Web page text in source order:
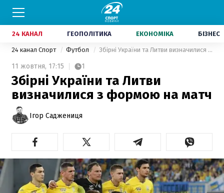
24 КАНАЛ ГЕОПОЛІТИКА ЕКОНОМІКА БІЗНЕС
24 канал Спорт Футбол Збірні України та Литви визначилися з формою на матч
11 жовтня, 17:15 1
Збірні України та Литви
визначилися з формою на матч
Ігор Саджениця